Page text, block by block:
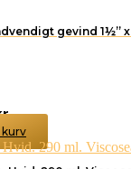
gevind 1½”
kurv